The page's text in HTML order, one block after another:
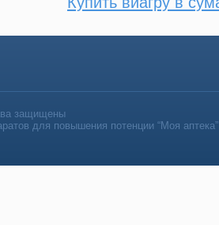
защищены
для повышения потенции “Моя